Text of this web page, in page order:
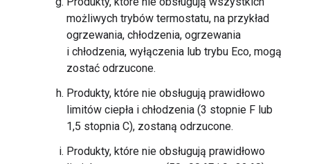
możliwych trybów termostatu, na przykład
ogrzewania, chłodzenia, ogrzewania
i chłodzenia, wyłączenia lub trybu Eco, mogą
zostać odrzucone.
Produkty, które nie obsługują prawidłowo
limitów ciepła i chłodzenia (3 stopnie F lub
1,5 stopnia C), zostaną odrzucone.
Produkty, które nie obsługują prawidłowo